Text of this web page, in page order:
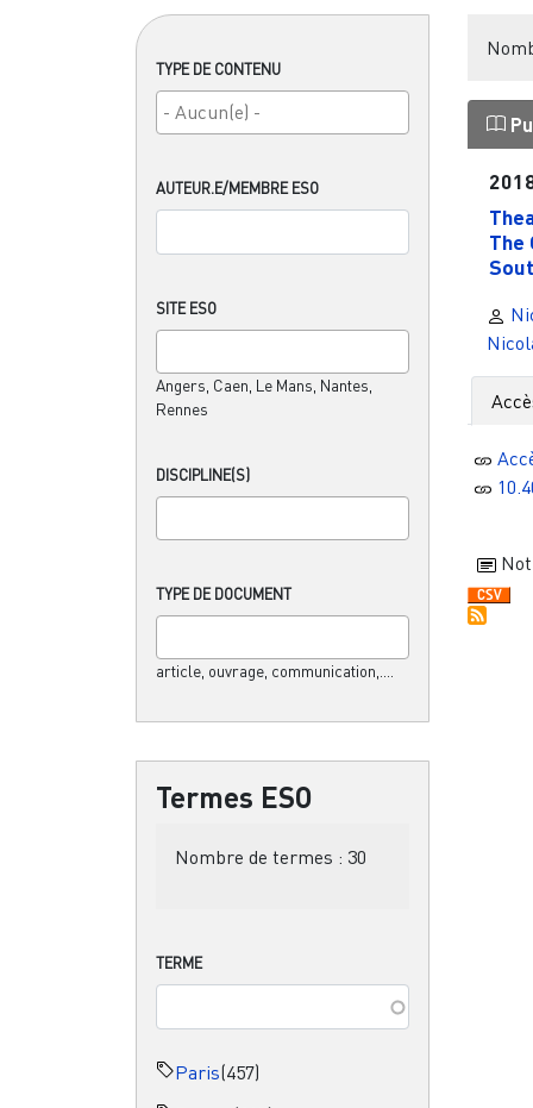
TYPE DE CONTENU
AUTEUR.E/MEMBRE ESO
SITE ESO
Angers, Caen, Le Mans, Nantes,
Rennes
DISCIPLINE(S)
TYPE DE DOCUMENT
article, ouvrage, communication,....
Termes ESO
Nombre de termes : 30
TERME
Paris(457)
The